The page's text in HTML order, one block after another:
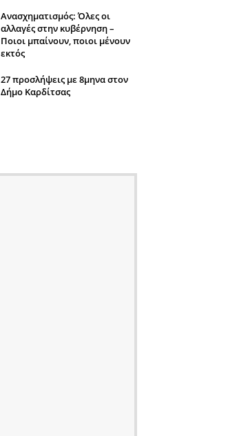
Ανασχηματισμός: Όλες οι
αλλαγές στην κυβέρνηση –
Ποιοι μπαίνουν, ποιοι μένουν
εκτός
27 προσλήψεις με 8μηνα στον
Δήμο Καρδίτσας